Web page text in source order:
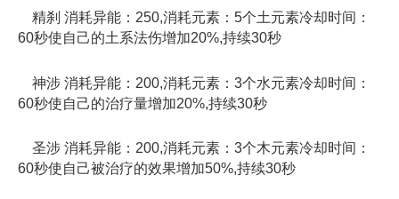
精刹 消耗异能：250,消耗元素：5个土元素冷却时间：
60秒使自己的土系法伤增加20%,持续30秒
神涉 消耗异能：200,消耗元素：3个水元素冷却时间：
60秒使自己的治疗量增加20%,持续30秒
圣涉 消耗异能：200,消耗元素：3个木元素冷却时间：
60秒使自己被治疗的效果增加50%,持续30秒